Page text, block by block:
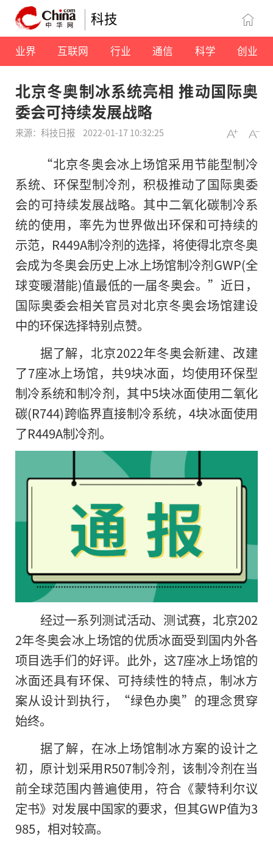
科技
业界 互联网 行业 通信 科学 创业
北京冬奥制冰系统亮相 推动国际奥
委会可持续发展战略
来源：科技日报 2022-01-17 10:32:25
“北京冬奥会冰上场馆采用节能型制冷
系统、环保型制冷剂，积极推动了国际奥委
会的可持续发展战略。其中二氧化碳制冷系
统的使用，率先为世界做出环保和可持续的
示范，R449A制冷剂的选择，将使得北京冬奥
会成为冬奥会历史上冰上场馆制冷剂GWP(全
球变暖潜能)值最低的一届冬奥会。”近日，
国际奥委会相关官员对北京冬奥会场馆建设
中的环保选择特别点赞。
据了解，北京2022年冬奥会新建、改建
了7座冰上场馆，共9块冰面，均使用环保型
制冷系统和制冷剂，其中5块冰面使用二氧化
碳(R744)跨临界直接制冷系统，4块冰面使用
了R449A制冷剂。
经过一系列测试活动、测试赛，北京202
2年冬奥会冰上场馆的优质冰面受到国内外各
项目选手们的好评。此外，这7座冰上场馆的
冰面还具有环保、可持续性的特点，制冰方
案从设计到执行，“绿色办奥”的理念贯穿
始终。
据了解，在冰上场馆制冰方案的设计之
初，原计划采用R507制冷剂，该制冷剂在当
前全球范围内普遍使用，符合《蒙特利尔议
定书》对发展中国家的要求，但其GWP值为3
985，相对较高。